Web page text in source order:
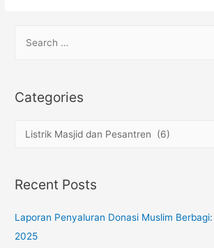
r
r
Categories
e
o
r
Recent Posts
Laporan Penyaluran Donasi Muslim
2025